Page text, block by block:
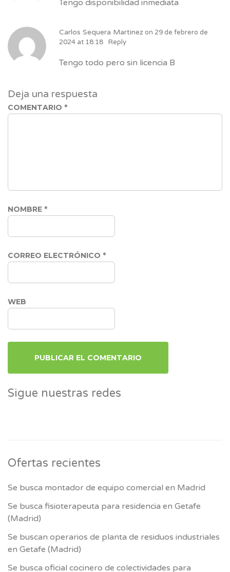
Tengo disponibilidad inmediata
Carlos Sequera Martinez on 29 de febrero de
2024 at 18:18
Reply
Tengo todo pero sin licencia B
Deja una respuesta
COMENTARIO *
NOMBRE *
CORREO ELECTRÓNICO *
WEB
Sigue nuestras redes
Ofertas recientes
Se busca montador de equipo comercial en Madrid
Se busca fisioterapeuta para residencia en Getafe
(Madrid)
Se buscan operarios de planta de residuos industriales
en Getafe (Madrid)
Se busca oficial cocinero de colectividades para